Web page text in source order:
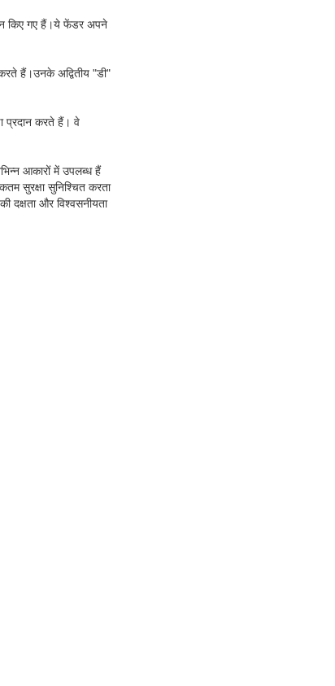
किए गए हैं।ये फेंडर अपने
हैं।उनके अद्वितीय "डी"
प्रदान करते हैं। वे
आकारों में उपलब्ध हैं
सुरक्षा सुनिश्चित करता
दक्षता और विश्वसनीयता